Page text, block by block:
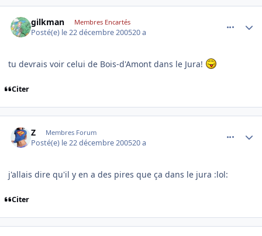
gilkman Membres Encartés
Posté(e) le 22 décembre 200520 a
tu devrais voir celui de Bois-d'Amont dans le Jura!
Citer
Z Membres Forum
Posté(e) le 22 décembre 200520 a
j'allais dire qu'il y en a des pires que ça dans le jura :lol:
Citer